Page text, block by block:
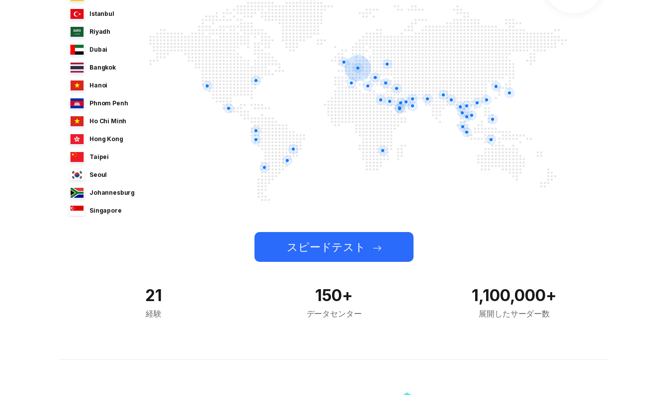
Istanbul
Riyadh
Dubai
Bangkok
Hanoi
Phnom Penh
Ho Chi Minh
Hong Kong
Taipei
Seoul
Johannesburg
Singapore
スピードテスト
21
経験
150+
データセンター
1,100,000+
展開したサーダー数